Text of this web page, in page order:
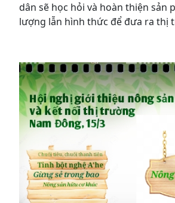
dân sẽ học hỏi và hoàn thiện sản
lượng lẫn hình thức để đưa ra thị